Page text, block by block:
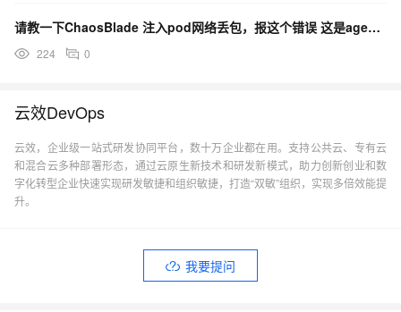
请教一下ChaosBlade 注入pod网络丢包，报这个错误 这是agent报的，还是box？
224 0
云效DevOps
云效，企业级一站式研发协同平台，数十万企业都在用。支持公共云、专有云
和混合云多种部署形态，通过云原生新技术和研发新模式，助力创新创业和数
字化转型企业快速实现研发敏捷和组织敏捷，打造“双敏”组织，实现多倍效能提
升。
我要提问